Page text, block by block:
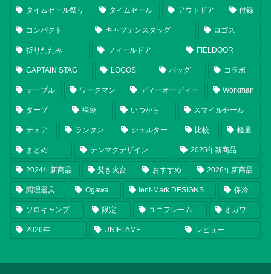
タイムセール祭り タイムセール アウトドア 付録
コンパクト キャプテンスタッグ ロゴス
折りたたみ フィールドア FIELDOOR
CAPTAIN STAG LOGOS バッグ コラボ
テーブル ワークマン ディーオーディー Workman
タープ 福袋 いつから スマイルセール
チェア ランタン シェルター 比較 軽量
まとめ テンマクデザイン 2025年新商品
2024年新商品 焚き火台 おすすめ 2026年新商品
調理器具 Ogawa tent-Mark DESIGNS 保冷
ソロキャンプ 限定 ユニフレーム オガワ
2026年 UNIFLAME レビュー